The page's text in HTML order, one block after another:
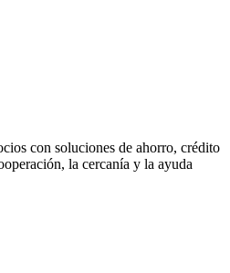
con soluciones de ahorro, crédito
la cercanía y la ayuda